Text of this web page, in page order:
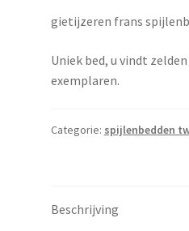
gietijzeren frans
Uniek bed, u vindt
exemplaren.
Categorie: spijlenbedden
Beschrijving